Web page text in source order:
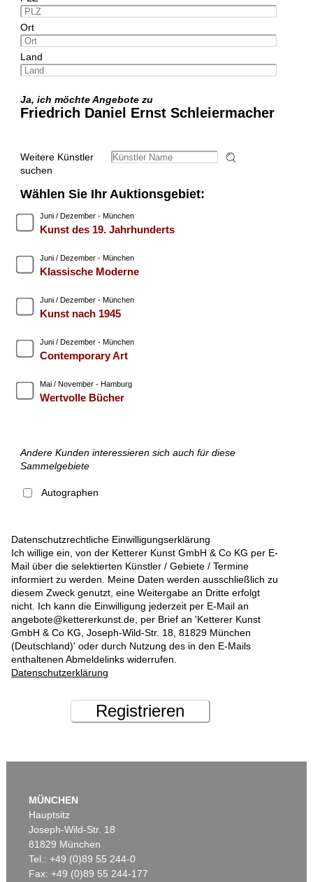
Ort
Land
Ja, ich möchte Angebote zu
Friedrich Daniel Ernst Schleiermacher
Weitere Künstler
suchen
Wählen Sie Ihr Auktionsgebiet:
Juni / Dezember - München
Kunst des 19. Jahrhunderts
Juni / Dezember - München
Klassische Moderne
Juni / Dezember - München
Kunst nach 1945
Juni / Dezember - München
Contemporary Art
Mai / November - Hamburg
Wertvolle Bücher
Andere Kunden interessieren sich auch für diese
Sammelgebiete
Autographen
Datenschutzrechtliche Einwilligungserklärung
Ich willige ein, von der Ketterer Kunst GmbH & Co KG per E-
Mail über die selektierten Künstler / Gebiete / Termine
informiert zu werden. Meine Daten werden ausschließlich zu
diesem Zweck genutzt, eine Weitergabe an Dritte erfolgt
nicht. Ich kann die Einwilligung jederzeit per E-Mail an
angebote@kettererkunst.de, per Brief an 'Ketterer Kunst
GmbH & Co KG, Joseph-Wild-Str. 18, 81829 München
(Deutschland)' oder durch Nutzung des in den E-Mails
enthaltenen Abmeldelinks widerrufen.
Datenschutzerklärung
Registrieren
MÜNCHEN
Hauptsitz
Joseph-Wild-Str. 18
81829 München
Tel.: +49 (0)89 55 244-0
Fax: +49 (0)89 55 244-177